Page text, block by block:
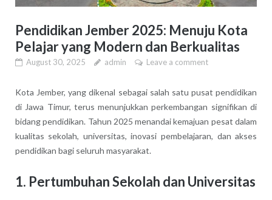
Pendidikan Jember 2025: Menuju Kota
Pelajar yang Modern dan Berkualitas
August 30, 2025 admin Leave a comment
Kota Jember, yang dikenal sebagai salah satu pusat pendidikan
di Jawa Timur, terus menunjukkan perkembangan signifikan di
bidang pendidikan. Tahun 2025 menandai kemajuan pesat dalam
kualitas sekolah, universitas, inovasi pembelajaran, dan akses
pendidikan bagi seluruh masyarakat.
1. Pertumbuhan Sekolah dan Universitas